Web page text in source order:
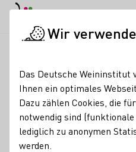
BMEL-
Deadline für
30. Juni 2024
Wir
Das Deutsche Weininstitut
Ihnen ein optimales
Dazu zählen Cookies, die
notwendig sind
lediglich zu anonymen
werden.